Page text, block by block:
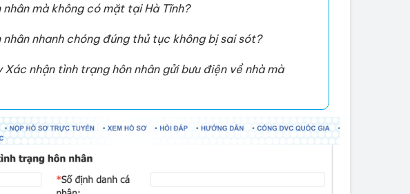
mà không có mặt tại Hà Tĩnh?
nhanh chóng đúng thủ tục không bị sai sót?
nhận tình trạng hôn nhân gửi bưu điện về nhà mà